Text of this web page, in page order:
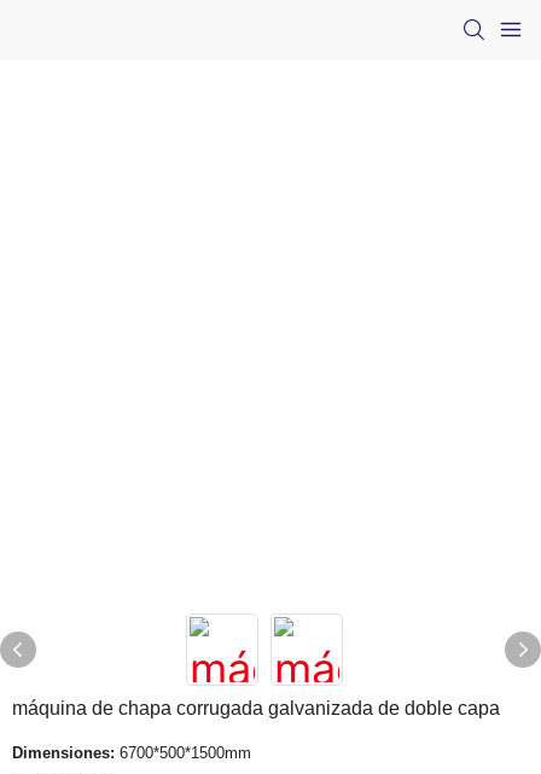
máquina de chapa corrugada galvanizada de doble capa
Dimensiones: 6700*500*1500mm